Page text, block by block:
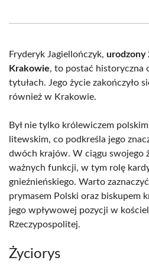
(Twitter)
Fryderyk Jagiellończyk, urodzony
Krakowie, to postać historyczna
tytułach. Jego życie zakończyło
również w Krakowie.
Był nie tylko królewiczem
litewskim, co podkreśla jego
dwóch krajów. W ciągu swojego
ważnych funkcji, w tym rolę
gnieźnieńskiego. Warto
prymasem Polski oraz biskupem
jego wpływowej pozycji w
Rzeczypospolitej.
Życiorys